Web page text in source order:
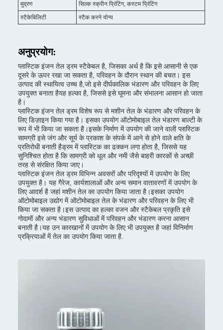
मुद्रण
सिल्क स्क्रीन प्रिंटिंग, कस्टम प्रिंटिंग
स्टैकेबिलिटी
स्टैक करने योग्य
अनुप्रयोग:
प्लास्टिक इंजन तेल ड्रम स्टैकेबल है, जिसका अर्थ है कि इसे आसानी से एक
दूसरे के ऊपर रखा जा सकता है, परिवहन के दौरान स्थान की बचत। इस
उत्पाद की स्थायित्व उच्च है,जो इसे दीर्घकालिक भंडारण और परिवहन के लिए
उपयुक्त बनाता हैयह हल्का है, जिससे इसे घूमना और संभालना आसान हो जाता
है।
प्लास्टिक इंजन तेल ड्रम विशेष रूप से मशीन तेल के भंडारण और परिवहन के
लिए डिज़ाइन किया गया है। इसका उपयोग ऑटोमोबाइल तेल भंडारण बाल्टी के
रूप में भी किया जा सकता है।इसके निर्माण में उपयोग की जाने वाली प्लास्टिक
सामग्री इसे जंग और सूर्य के प्रकाश के संपर्क में आने से होने वाले क्षति के
प्रतिरोधी बनाती हैड्रम में प्लास्टिक का ढक्कन लगा होता है, जिससे यह
सुनिश्चित होता है कि सामग्री को धूल और नमी जैसे बाहरी कारकों से अच्छी
तरह से संरक्षित किया जाए।
प्लास्टिक इंजन तेल ड्रम विभिन्न अवसरों और परिदृश्यों में उपयोग के लिए
उपयुक्त है। यह गैरेज, कार्यशालाओं और अन्य समान वातावरणों में उपयोग के
लिए आदर्श है जहां मशीन तेल का उपयोग किया जाता है।इसका उपयोग
ऑटोमोबाइल उद्योग में ऑटोमोबाइल तेल के भंडारण और परिवहन के लिए भी
किया जा सकता है।इस उत्पाद का हल्का वजन और स्टैकेबल प्रकृति इसे
गोदामों और अन्य भंडारण सुविधाओं में परिवहन और भंडारण करना आसान
बनाती है।यह उन कारखानों में उपयोग के लिए भी उपयुक्त है जहां विनिर्माण
प्रक्रियाओं में तेल का उपयोग किया जाता है.